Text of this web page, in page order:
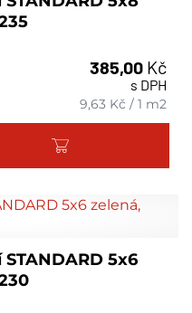
385,00 Kč
s DPH
9,63 Kč /1 m2
5x6